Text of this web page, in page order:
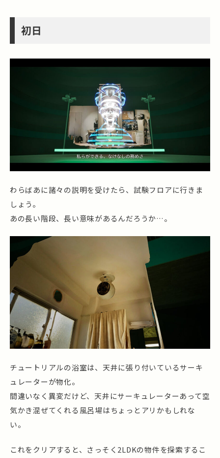
初日
わらばあに諸々の説明を受けたら、試験フロアに行きま
しょう。
あの長い階段、長い意味があるんだろうか…。
チュートリアルの浴室は、天井に張り付いているサーキ
ュレーターが物化。
間違いなく異変だけど、天井にサーキュレーターあって空
気かき混ぜてくれる風呂場はちょっとアリかもしれな
い。
これをクリアすると、さっそく2LDKの物件を探索するこ